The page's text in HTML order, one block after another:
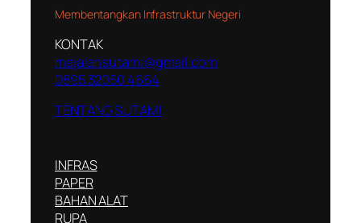
Membentangkan Infrastruktur Negeri
KONTAK
majalahsutami@gmail.com
0895 32050 4664
TENTANG SUTAMI
INFRAS
PAPER
BAHAN ALAT
RUPA